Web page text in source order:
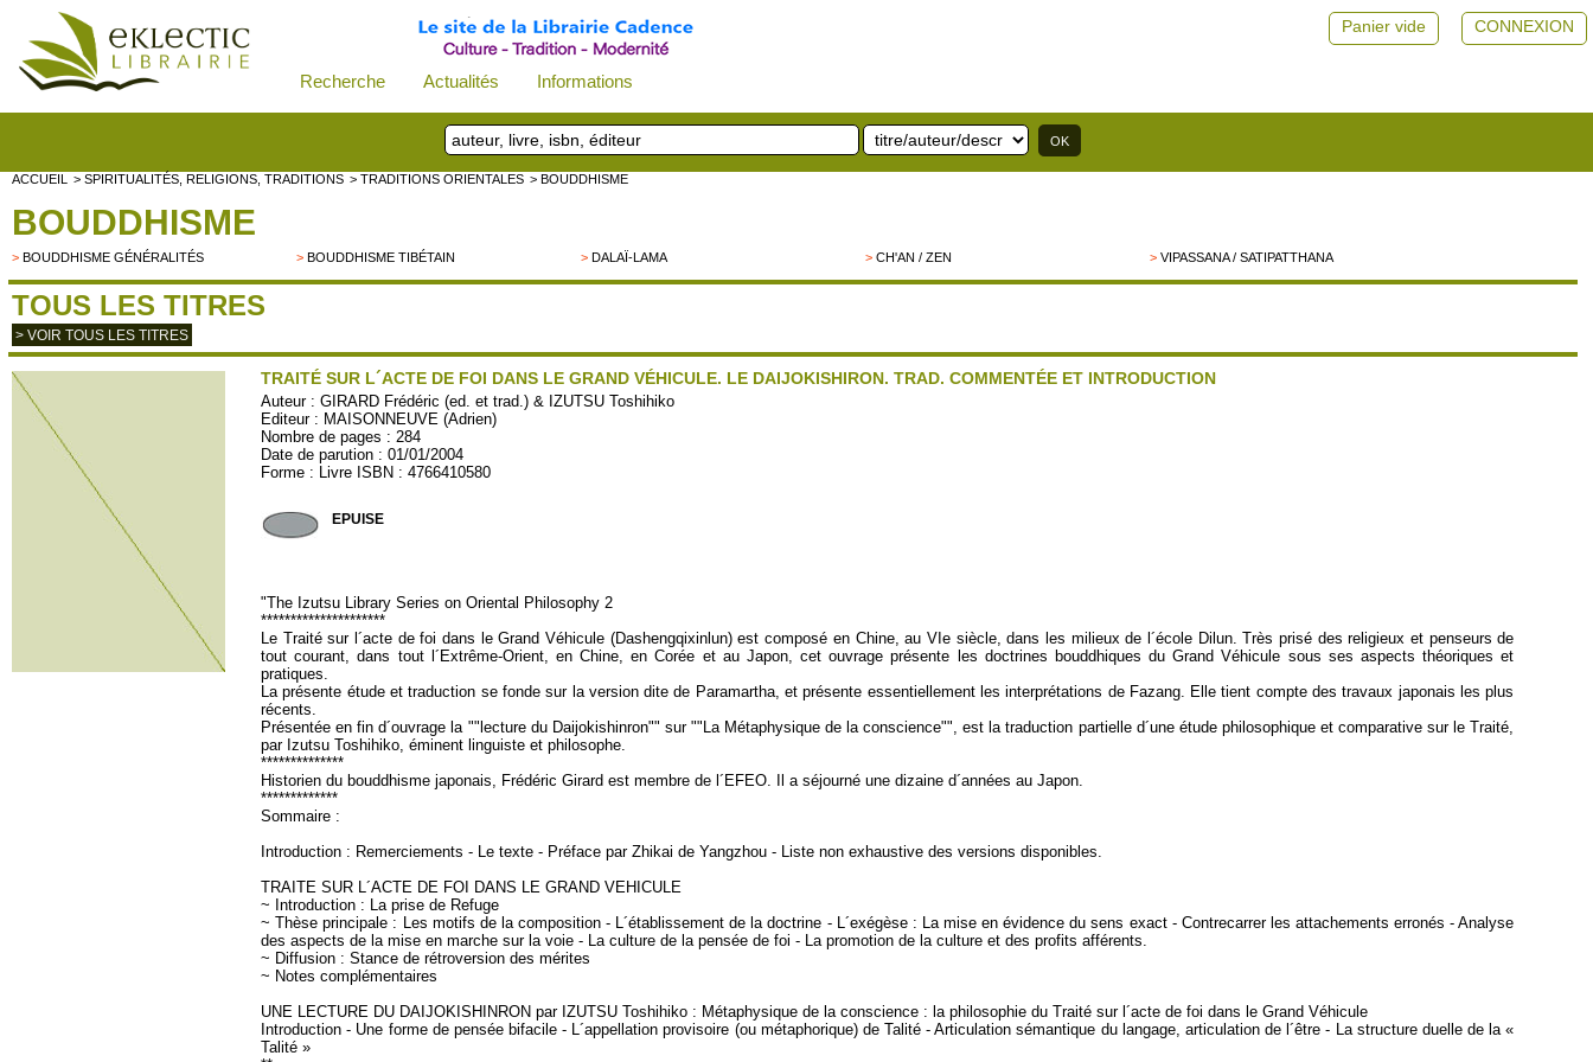
Recherche Actualités Informations
CONNEXION
Panier vide
ACCUEIL > SPIRITUALITÉS, RELIGIONS, TRADITIONS > TRADITIONS ORIENTALES > BOUDDHISME
BOUDDHISME
> BOUDDHISME GÉNÉRALITÉS >BOUDDHISME TIBÉTAIN >DALAÏ-LAMA >CH'AN / ZEN >VIPASSANA / SATIPATTHANA
TOUS LES TITRES
> VOIR TOUS LES TITRES
TRAITÉ SUR L´ACTE DE FOI DANS LE GRAND VÉHICULE. LE DAIJOKISHIRON. TRAD. COMMENTÉE ET INTRODUCTION
Auteur :GIRARD Frédéric (ed. et trad.) & IZUTSU Toshihiko
Editeur : MAISONNEUVE (Adrien)
Nombre de pages : 284
Date de parution : 01/01/2004
Forme : Livre ISBN : 4766410580
EPUISE
"The Izutsu Library Series on Oriental Philosophy 2
*********************
Le Traité sur l´acte de foi dans le Grand Véhicule (Dashengqixinlun) est composé en Chine, au VIe siècle, dans les milieux de l´école Dilun. Très prisé des religieux et penseurs de
tout courant, dans tout l´Extrême-Orient, en Chine, en Corée et au Japon, cet ouvrage présente les doctrines bouddhiques du Grand Véhicule sous ses aspects théoriques et
pratiques.
La présente étude et traduction se fonde sur la version dite de Paramartha, et présente essentiellement les interprétations de Fazang. Elle tient compte des travaux japonais les plus
récents.
Présentée en fin d´ouvrage la ""lecture du Daijokishinron"" sur ""La Métaphysique de la conscience"", est la traduction partielle d´une étude philosophique et comparative sur le Traité,
par Izutsu Toshihiko, éminent linguiste et philosophe.
**************
Historien du bouddhisme japonais, Frédéric Girard est membre de l´EFEO. Il a séjourné une dizaine d´années au Japon.
*************
Sommaire :
Introduction : Remerciements - Le texte - Préface par Zhikai de Yangzhou - Liste non exhaustive des versions disponibles.
TRAITE SUR L´ACTE DE FOI DANS LE GRAND VEHICULE
~ Introduction : La prise de Refuge
~ Thèse principale : Les motifs de la composition - L´établissement de la doctrine - L´exégèse : La mise en évidence du sens exact - Contrecarrer les attachements erronés - Analyse
des aspects de la mise en marche sur la voie - La culture de la pensée de foi - La promotion de la culture et des profits afférents.
~ Diffusion : Stance de rétroversion des mérites
~ Notes complémentaires
UNE LECTURE DU DAIJOKISHINRON par IZUTSU Toshihiko : Métaphysique de la conscience : la philosophie du Traité sur l´acte de foi dans le Grand Véhicule
Introduction - Une forme de pensée bifacile - L´appellation provisoire (ou métaphorique) de Talité - Articulation sémantique du langage, articulation de l´être - La structure duelle de la «
Talité »